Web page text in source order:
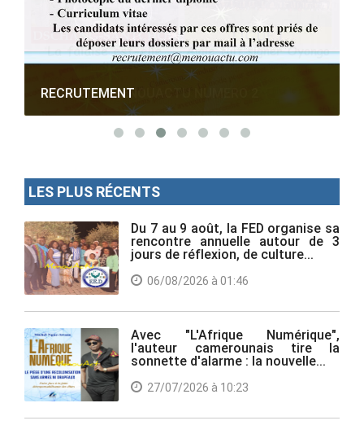
RECRUTEMENT
LES PLUS RÉCENTS
Du 7 au 9 août, la FED organise sa
rencontre annuelle autour de 3
jours de réflexion, de culture...
06/08/2026 à 01:46
Avec "L'Afrique Numérique",
l'auteur camerounais tire la
sonnette d'alarme : la nouvelle...
27/07/2026 à 10:23